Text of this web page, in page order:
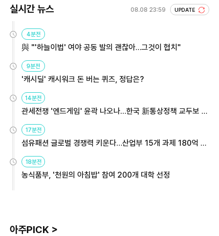
실시간 뉴스 08.08 23:59 UPDATE
4분전
與 "'하늘이법' 여야 공동 발의 괜찮아…그것이 협치"
9분전
'캐시딜' 캐시워크 돈 버는 퀴즈, 정답은?
14분전
관세전쟁 '엔드게임' 윤곽 나오나…한국 新통상정책 교두보 활
17분전
섬유패션 글로벌 경쟁력 키운다…산업부 15개 과제 180억 지
18분전
농식품부, '천원의 아침밥' 참여 200개 대학 선정
아주PICK >